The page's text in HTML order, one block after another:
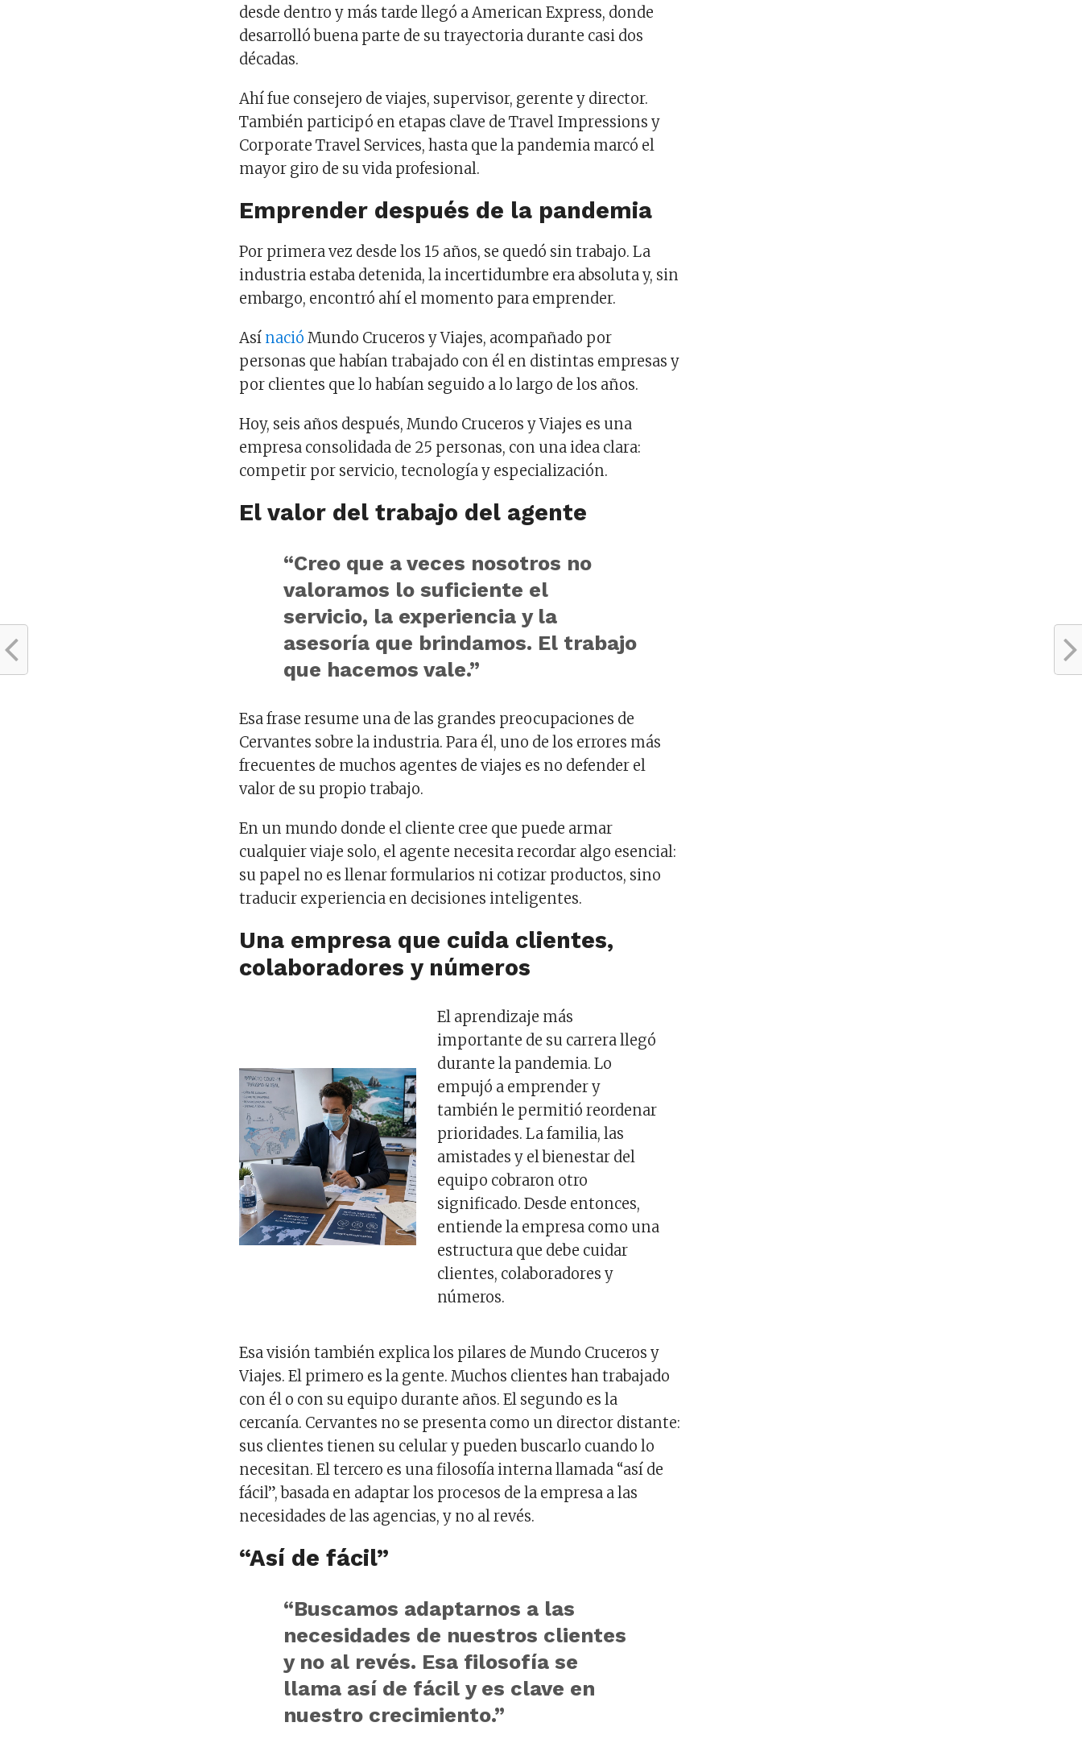
desde dentro y más tarde llegó a American Express, donde
desarrolló buena parte de su trayectoria durante casi dos
décadas.
Ahí fue consejero de viajes, supervisor, gerente y director.
También participó en etapas clave de Travel Impressions y
Corporate Travel Services, hasta que la pandemia marcó el
mayor giro de su vida profesional.
Emprender después de la pandemia
Por primera vez desde los 15 años, se quedó sin trabajo. La
industria estaba detenida, la incertidumbre era absoluta y, sin
embargo, encontró ahí el momento para emprender.
Así nació Mundo Cruceros y Viajes, acompañado por
personas que habían trabajado con él en distintas empresas y
por clientes que lo habían seguido a lo largo de los años.
Hoy, seis años después, Mundo Cruceros y Viajes es una
empresa consolidada de 25 personas, con una idea clara:
competir por servicio, tecnología y especialización.
El valor del trabajo del agente
“Creo que a veces nosotros no
valoramos lo suficiente el
servicio, la experiencia y la
asesoría que brindamos. El trabajo
que hacemos vale.”
Esa frase resume una de las grandes preocupaciones de
Cervantes sobre la industria. Para él, uno de los errores más
frecuentes de muchos agentes de viajes es no defender el
valor de su propio trabajo.
En un mundo donde el cliente cree que puede armar
cualquier viaje solo, el agente necesita recordar algo esencial:
su papel no es llenar formularios ni cotizar productos, sino
traducir experiencia en decisiones inteligentes.
Una empresa que cuida clientes,
colaboradores y números
El aprendizaje más
importante de su carrera llegó
durante la pandemia. Lo
empujó a emprender y
también le permitió reordenar
prioridades. La familia, las
amistades y el bienestar del
equipo cobraron otro
significado. Desde entonces,
entiende la empresa como una
estructura que debe cuidar
clientes, colaboradores y
números.
Esa visión también explica los pilares de Mundo Cruceros y
Viajes. El primero es la gente. Muchos clientes han trabajado
con él o con su equipo durante años. El segundo es la
cercanía. Cervantes no se presenta como un director distante:
sus clientes tienen su celular y pueden buscarlo cuando lo
necesitan. El tercero es una filosofía interna llamada “así de
fácil”, basada en adaptar los procesos de la empresa a las
necesidades de las agencias, y no al revés.
“Así de fácil”
“Buscamos adaptarnos a las
necesidades de nuestros clientes
y no al revés. Esa filosofía se
llama así de fácil y es clave en
nuestro crecimiento.”